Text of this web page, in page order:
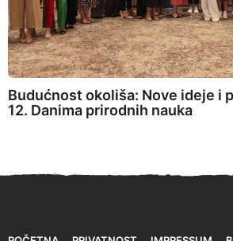
Budućnost okoliša: Nove ideje i
12. Danima prirodnih nauka